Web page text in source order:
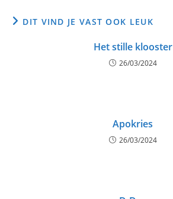
DIT VIND JE VAST OOK LEUK
Het stille klooster
26/03/2024
Apokries
26/03/2024